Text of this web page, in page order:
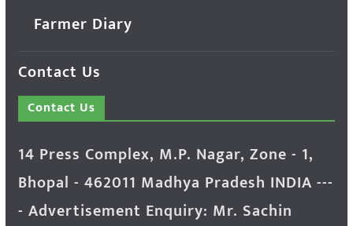
Farmer Diary
Contact Us
Contact Us
14 Press Complex, M.P. Nagar, Zone - 1,
Bhopal - 462011 Madhya Pradesh INDIA ---
- Advertisement Enquiry: Mr. Sachin